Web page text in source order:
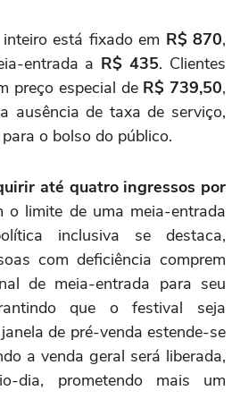
está fixado em R$ 870,
entrada a R$ 435. Clientes
preço especial de R$ 739,50,
ausência de taxa de serviço,
o bolso do público.
até quatro ingressos por
o limite de uma meia-entrada
inclusiva se destaca,
com deficiência comprem
de meia-entrada para seu
que o festival seja
de pré-venda estende-se
a venda geral será liberada,
dia, prometendo mais um